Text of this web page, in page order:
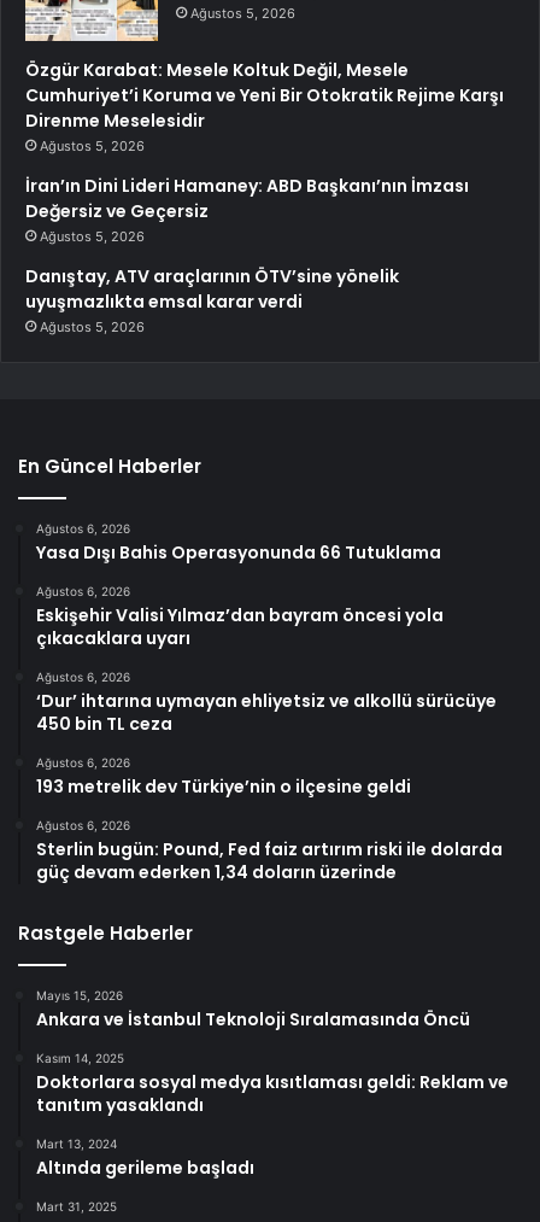
Ağustos 5, 2026
Özgür Karabat: Mesele Koltuk Değil, Mesele
Cumhuriyet’i Koruma ve Yeni Bir Otokratik Rejime Karşı
Direnme Meselesidir
Ağustos 5, 2026
İran’ın Dini Lideri Hamaney: ABD Başkanı’nın İmzası
Değersiz ve Geçersiz
Ağustos 5, 2026
Danıştay, ATV araçlarının ÖTV’sine yönelik
uyuşmazlıkta emsal karar verdi
Ağustos 5, 2026
En Güncel Haberler
Ağustos 6, 2026
Yasa Dışı Bahis Operasyonunda 66 Tutuklama
Ağustos 6, 2026
Eskişehir Valisi Yılmaz’dan bayram öncesi yola
çıkacaklara uyarı
Ağustos 6, 2026
‘Dur’ ihtarına uymayan ehliyetsiz ve alkollü sürücüye
450 bin TL ceza
Ağustos 6, 2026
193 metrelik dev Türkiye’nin o ilçesine geldi
Ağustos 6, 2026
Sterlin bugün: Pound, Fed faiz artırım riski ile dolarda
güç devam ederken 1,34 doların üzerinde
Rastgele Haberler
Mayıs 15, 2026
Ankara ve İstanbul Teknoloji Sıralamasında Öncü
Kasım 14, 2025
Doktorlara sosyal medya kısıtlaması geldi: Reklam ve
tanıtım yasaklandı
Mart 13, 2024
Altında gerileme başladı
Mart 31, 2025